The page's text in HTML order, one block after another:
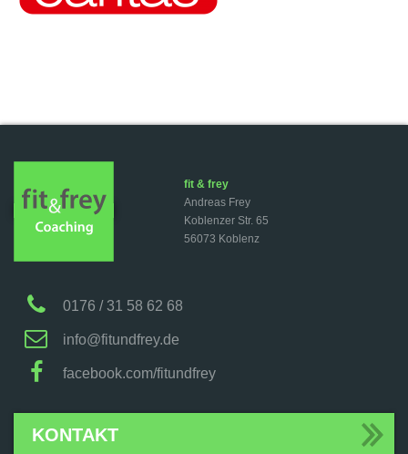
fit & frey
Andreas Frey
Koblenzer Str. 65
56073 Koblenz
0176 / 31 58 62 68
info@fitundfrey.de
facebook.com/fitundfrey
KONTAKT